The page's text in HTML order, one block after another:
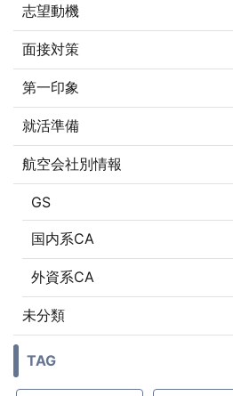
志望動機
面接対策
第一印象
就活準備
航空会社別情報
GS
国内系CA
外資系CA
未分類
TAG